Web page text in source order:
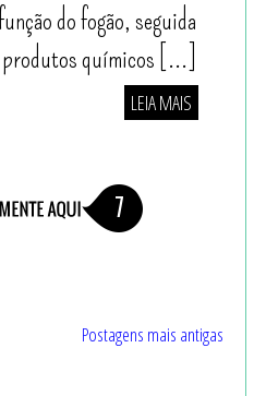
do fogão, seguida
produtos químicos [...]
LEIA MAIS
7
Postagens mais antigas